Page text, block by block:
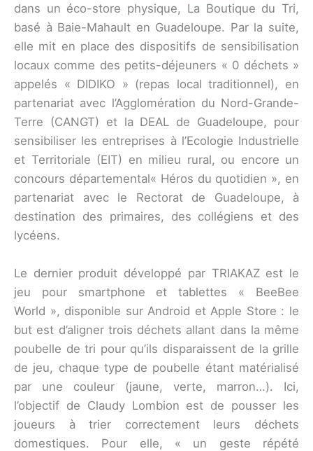
dans un éco-store physique, La Boutique du Tri,
basé à Baie-Mahault en Guadeloupe. Par la suite,
elle mit en place des dispositifs de sensibilisation
locaux comme des petits-déjeuners « 0 déchets »
appelés « DIDIKO » (repas local traditionnel), en
partenariat avec l’Agglomération du Nord-Grande-
Terre (CANGT) et la DEAL de Guadeloupe, pour
sensibiliser les entreprises à l’Ecologie Industrielle
et Territoriale (EIT) en milieu rural, ou encore un
concours départemental« Héros du quotidien », en
partenariat avec le Rectorat de Guadeloupe, à
destination des primaires, des collégiens et des
lycéens.
Le dernier produit développé par TRIAKAZ est le
jeu pour smartphone et tablettes « BeeBee
World », disponible sur Android et Apple Store : le
but est d’aligner trois déchets allant dans la même
poubelle de tri pour qu’ils disparaissent de la grille
de jeu, chaque type de poubelle étant matérialisé
par une couleur (jaune, verte, marron…). Ici,
l’objectif de Claudy Lombion est de pousser les
joueurs à trier correctement leurs déchets
domestiques. Pour elle, « un geste répété